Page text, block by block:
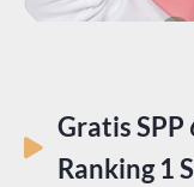
Gratis
Ranking 1